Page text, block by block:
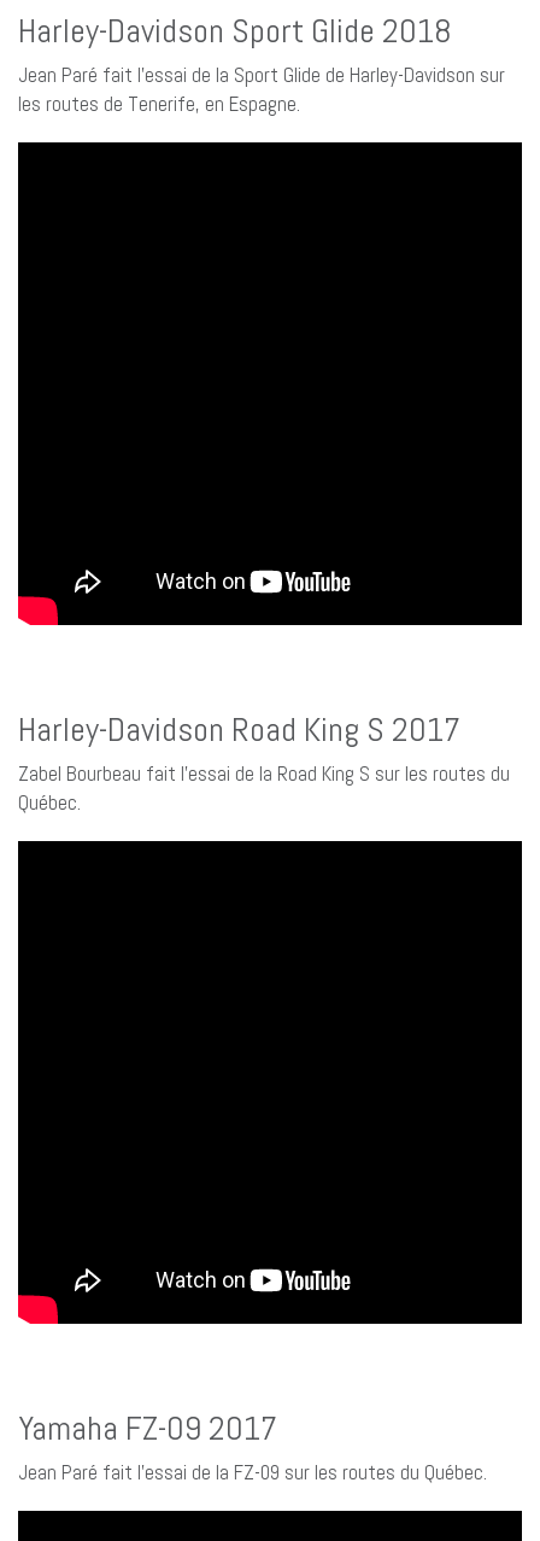
Harley-Davidson Sport Glide 2018
Jean Paré fait l’essai de la Sport Glide de Harley-Davidson sur
les routes de Tenerife, en Espagne.
Harley-Davidson Road King S 2017
Zabel Bourbeau fait l’essai de la Road King S sur les routes du
Québec.
Yamaha FZ-09 2017
Jean Paré fait l’essai de la FZ-09 sur les routes du Québec.